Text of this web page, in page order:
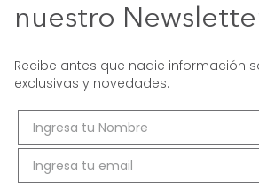
nuestro
Recibe antes que nadie información
exclusivas y novedades.